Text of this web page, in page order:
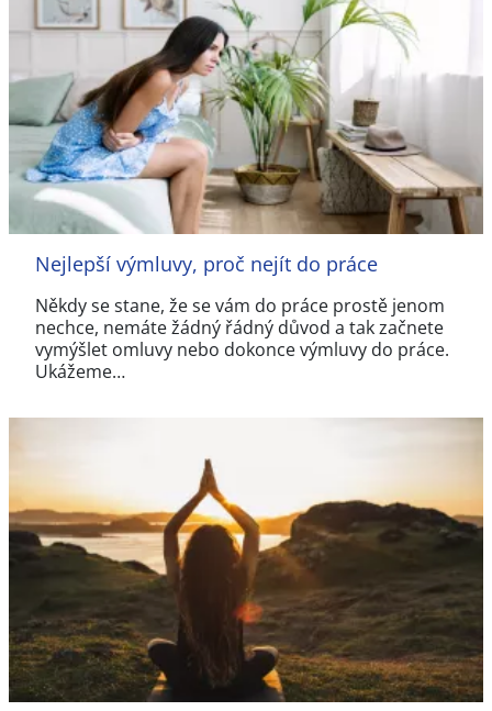
Nejlepší výmluvy, proč nejít do práce
Někdy se stane, že se vám do práce prostě jenom
nechce, nemáte žádný řádný důvod a tak začnete
vymýšlet omluvy nebo dokonce výmluvy do práce.
Ukážeme…